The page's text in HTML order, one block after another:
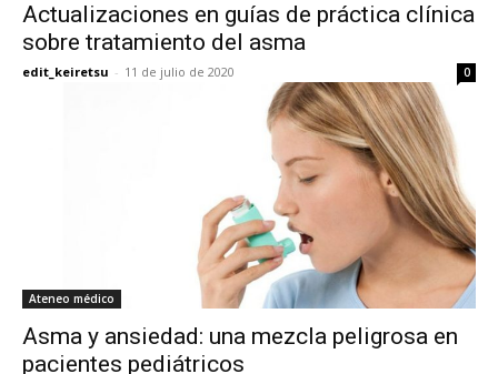
Actualizaciones en guías de práctica clínica
sobre tratamiento del asma
edit_keiretsu - 11 de julio de 2020 0
Ateneo médico
Asma y ansiedad: una mezcla peligrosa en
pacientes pediátricos